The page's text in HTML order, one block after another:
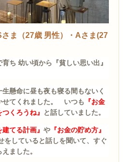
ま（27歳 男性）・Aさま(27
ち 幼い頃から『貧しい思い出』
懸命に昼も夜も寝る間もないく
せてくれました。 いつも 『お金
くろうね』
と話していました。
建てる計画』 や 『お金の貯め方』
をしていると話しを聞いて、すぐ
ました。